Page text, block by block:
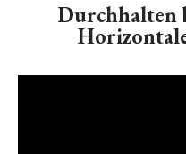
Durchhalten